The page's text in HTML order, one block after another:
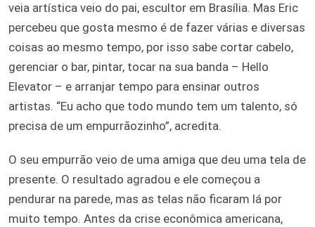
veia artística veio do pai, escultor em Brasília. Mas Eric
percebeu que gosta mesmo é de fazer várias e diversas
coisas ao mesmo tempo, por isso sabe cortar cabelo,
gerenciar o bar, pintar, tocar na sua banda – Hello
Elevator – e arranjar tempo para ensinar outros
artistas. “Eu acho que todo mundo tem um talento, só
precisa de um empurrãozinho”, acredita.
O seu empurrão veio de uma amiga que deu uma tela de
presente. O resultado agradou e ele começou a
pendurar na parede, mas as telas não ficaram lá por
muito tempo. Antes da crise econômica americana,